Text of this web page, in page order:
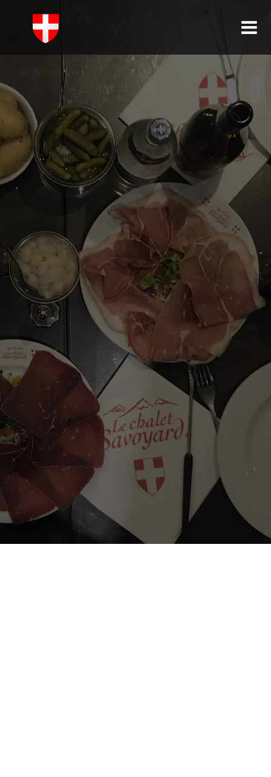
ACCUEIL
ENTRÉES
PLATS
SPÉCIALITÉS
FONDUES
DESSERTS